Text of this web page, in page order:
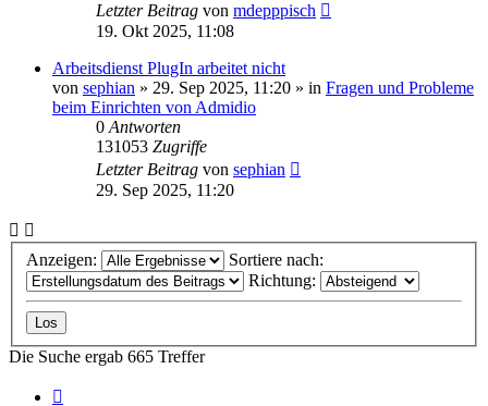
Letzter Beitrag von mdepppisch
19. Okt 2025, 11:08
Arbeitsdienst PlugIn arbeitet nicht
von sephian » 29. Sep 2025, 11:20 » in Fragen und Probleme
beim Einrichten von Admidio
0 Antworten
131053 Zugriffe
Letzter Beitrag von sephian
29. Sep 2025, 11:20
Anzeigen:
Sortiere nach:
Richtung:
Die Suche ergab 665 Treffer